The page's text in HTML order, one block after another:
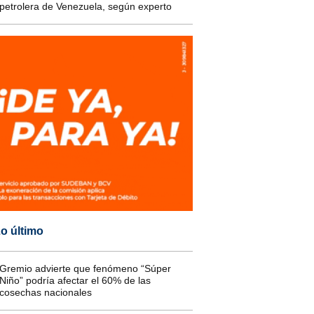
de Venezuela, según experto
último
advierte que fenómeno “Súper
podría afectar el 60% de las
nacionales